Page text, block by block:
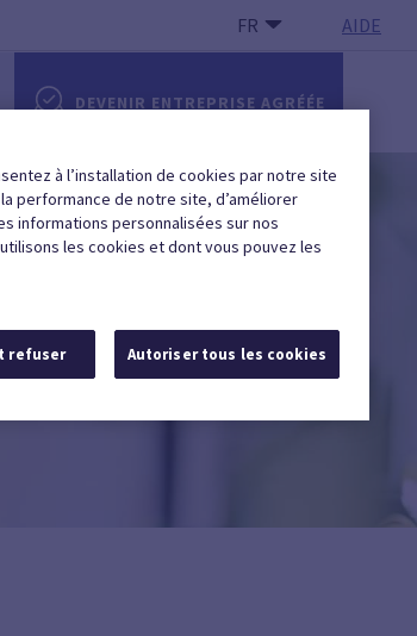
FR AIDE
DEVENIR ENTREPRISE AGRÉÉE
à l’installation de cookies par notre site
performance de notre site, d’améliorer
informations personnalisées sur nos
les cookies et dont vous pouvez les
refuser Autoriser tous les cookies